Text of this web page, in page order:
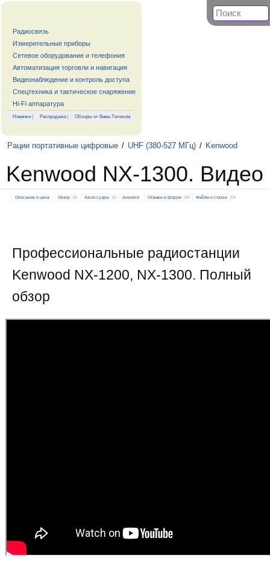
Радиосвязь
Измерительные приборы
Сетевое оборудование и телефония
Автоматизация торговли и навигация
Видеонаблюдение и контроль доступа
Спецтехника и тактическое снаряжение
Hi-Fi аппаратура
Новинки | Распродажа| Обзоры от Вива-Телеком
Рации портативные цифровые / UHF (380-527 МГц) / Kenwood
Kenwood NX-1300. Видео
Описание и цена Обзор 16 Аксессуары 16 Аналоги Отзывы и форум 0/0 Файлы и статьи 2/4
Профессиональные радиостанции
Kenwood NX-1200, NX-1300. Полный
обзор